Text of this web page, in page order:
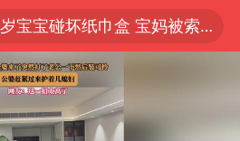
1岁宝宝碰坏纸巾盒 宝妈被索赔924元
Meta被判支付5.67亿美元